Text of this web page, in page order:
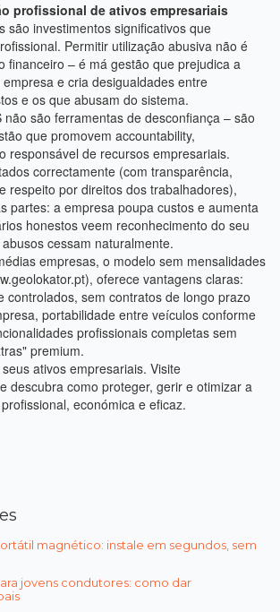
profissional de ativos empresariais
são investimentos significativos que
Permitir utilização abusiva não é
financeiro – é má gestão que prejudica a
e cria desigualdades entre
e os que abusam do sistema.
não são ferramentas de desconfiança – são
que promovem accountability,
responsável de recursos empresariais.
correctamente (com transparência,
respeito por direitos dos trabalhadores),
partes: a empresa poupa custos e aumenta
honestos veem reconhecimento do seu
cessam naturalmente.
empresas, o modelo sem mensalidades
oferece vantagens claras:
controlados, sem contratos de longo prazo
portabilidade entre veículos conforme
profissionais completas sem
premium.
ativos empresariais. Visite
descubra como proteger, gerir e otimizar a
económica e eficaz.
magnético: instale em segundos, sem
jovens condutores: como dar